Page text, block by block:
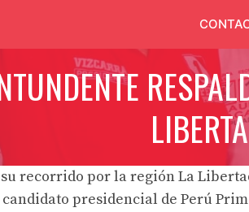
recorrido por la región La
candidato presidencial de Perú